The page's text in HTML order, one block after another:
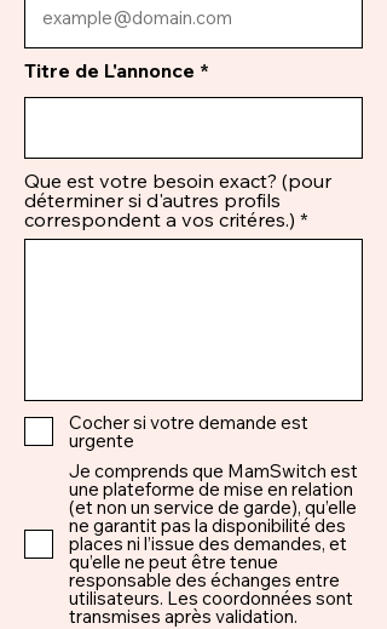
Titre de L'annonce
Que est votre besoin exact? (pour
déterminer si d'autres profils
correspondent a vos critéres.)
Cocher si votre demande est
urgente
Je comprends que MamSwitch est
une plateforme de mise en relation
(et non un service de garde), qu’elle
ne garantit pas la disponibilité des
places ni l’issue des demandes, et
qu’elle ne peut être tenue
responsable des échanges entre
utilisateurs. Les coordonnées sont
transmises après validation.